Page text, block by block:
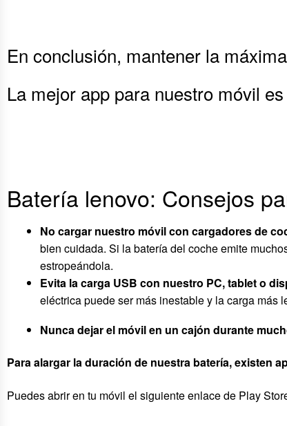
En conclusión, mantener la
La mejor app para nuestro móvil
Batería lenovo: Consejos
No cargar nuestro móvil con cargadores de
bien cuidada. Si la batería del coche emite
estropeándola.
Evita la carga USB con nuestro PC, tablet o
eléctrica puede ser más inestable y la carga más
Nunca dejar el móvil en un cajón durante
Para alargar la duración de nuestra batería, existen
Puedes abrir en tu móvil el siguiente enlace de Play